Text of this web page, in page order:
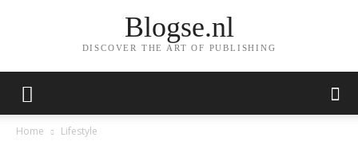
Blogse.nl
DISCOVER THE ART OF PUBLISHING
Home Lifestyle